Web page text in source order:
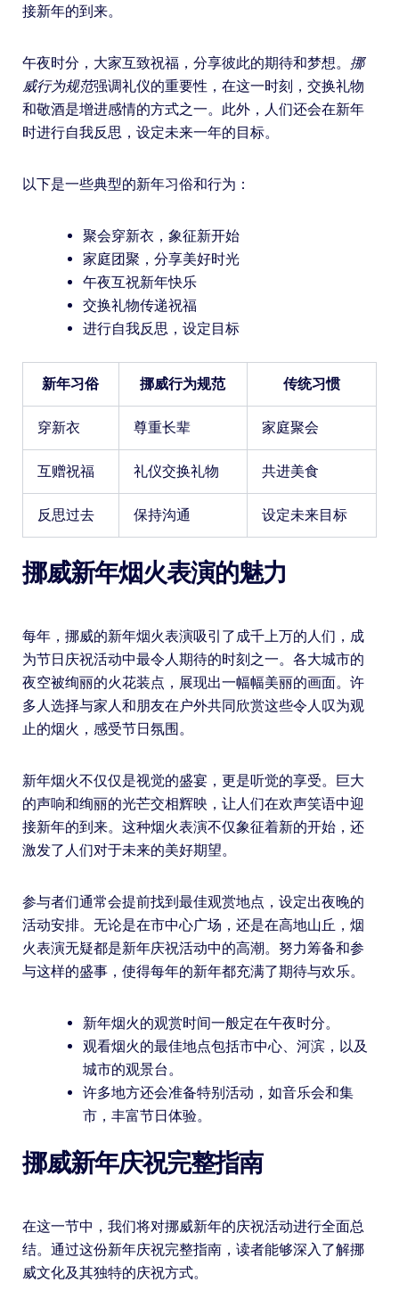
接新年的到来。
午夜时分，大家互致祝福，分享彼此的期待和梦想。 挪
威行为规范强调礼仪的重要性，在这一时刻，交换礼物
和敬酒是增进感情的方式之一。此外，人们还会在新年
时进行自我反思，设定未来一年的目标。
以下是一些典型的新年习俗和行为：
聚会穿新衣，象征新开始
家庭团聚，分享美好时光
午夜互祝新年快乐
交换礼物传递祝福
进行自我反思，设定目标
新年习俗 挪威行为规范 传统习惯
穿新衣 尊重长辈 家庭聚会
互赠祝福 礼仪交换礼物 共进美食
反思过去 保持沟通 设定未来目标
挪威新年烟火表演的魅力
每年，挪威的新年烟火表演吸引了成千上万的人们，成
为节日庆祝活动中最令人期待的时刻之一。各大城市的
夜空被绚丽的火花装点，展现出一幅幅美丽的画面。许
多人选择与家人和朋友在户外共同欣赏这些令人叹为观
止的烟火，感受节日氛围。
新年烟火不仅仅是视觉的盛宴，更是听觉的享受。巨大
的声响和绚丽的光芒交相辉映，让人们在欢声笑语中迎
接新年的到来。这种烟火表演不仅象征着新的开始，还
激发了人们对于未来的美好期望。
参与者们通常会提前找到最佳观赏地点，设定出夜晚的
活动安排。无论是在市中心广场，还是在高地山丘，烟
火表演无疑都是新年庆祝活动中的高潮。努力筹备和参
与这样的盛事，使得每年的新年都充满了期待与欢乐。
新年烟火的观赏时间一般定在午夜时分。
观看烟火的最佳地点包括市中心、河滨，以及
城市的观景台。
许多地方还会准备特别活动，如音乐会和集
市，丰富节日体验。
挪威新年庆祝完整指南
在这一节中，我们将对挪威新年的庆祝活动进行全面总
结。通过这份新年庆祝完整指南，读者能够深入了解挪
威文化及其独特的庆祝方式。